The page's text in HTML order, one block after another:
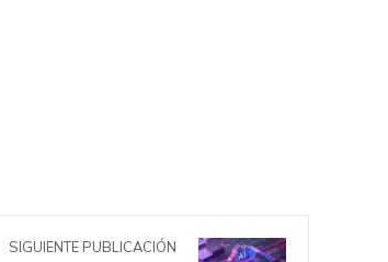
SIGUIENTE PUBLICACIÓN